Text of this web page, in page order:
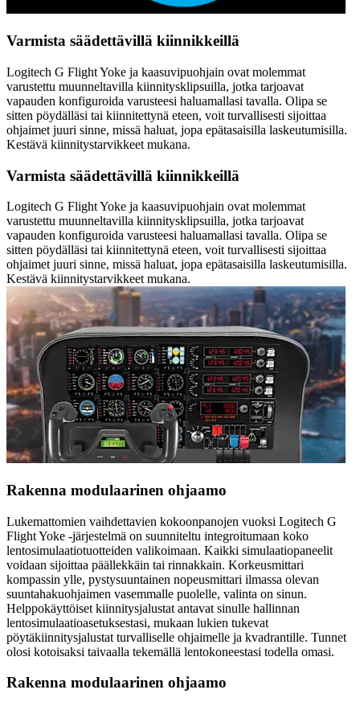
Varmista säädettävillä kiinnikkeillä
Logitech G Flight Yoke ja kaasuvipuohjain ovat molemmat
varustettu muunneltavilla kiinnitysklipsuilla, jotka tarjoavat
vapauden konfiguroida varusteesi haluamallasi tavalla. Olipa se
sitten pöydälläsi tai kiinnitettynä eteen, voit turvallisesti sijoittaa
ohjaimet juuri sinne, missä haluat, jopa epätasaisilla laskeutumisilla.
Kestävä kiinnitystarvikkeet mukana.
Varmista säädettävillä kiinnikkeillä
Logitech G Flight Yoke ja kaasuvipuohjain ovat molemmat
varustettu muunneltavilla kiinnitysklipsuilla, jotka tarjoavat
vapauden konfiguroida varusteesi haluamallasi tavalla. Olipa se
sitten pöydälläsi tai kiinnitettynä eteen, voit turvallisesti sijoittaa
ohjaimet juuri sinne, missä haluat, jopa epätasaisilla laskeutumisilla.
Kestävä kiinnitystarvikkeet mukana.
Rakenna modulaarinen ohjaamo
Lukemattomien vaihdettavien kokoonpanojen vuoksi Logitech G
Flight Yoke -järjestelmä on suunniteltu integroitumaan koko
lentosimulaatiotuotteiden valikoimaan. Kaikki simulaatiopaneelit
voidaan sijoittaa päällekkäin tai rinnakkain. Korkeusmittari
kompassin ylle, pystysuuntainen nopeusmittari ilmassa olevan
suuntahakuohjaimen vasemmalle puolelle, valinta on sinun.
Helppokäyttöiset kiinnitysjalustat antavat sinulle hallinnan
lentosimulaatioasetuksestasi, mukaan lukien tukevat
pöytäkiinnitysjalustat turvalliselle ohjaimelle ja kvadrantille. Tunnet
olosi kotoisaksi taivaalla tekemällä lentokoneestasi todella omasi.
Rakenna modulaarinen ohjaamo